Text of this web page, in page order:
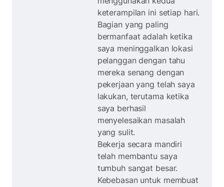
keterampilan ini setiap hari.
Bagian yang paling
bermanfaat adalah ketika
saya meninggalkan lokasi
pelanggan dengan tahu
mereka senang dengan
pekerjaan yang telah saya
lakukan, terutama ketika
saya berhasil
menyelesaikan masalah
yang sulit.
Bekerja secara mandiri
telah membantu saya
tumbuh sangat besar.
Kebebasan untuk membuat